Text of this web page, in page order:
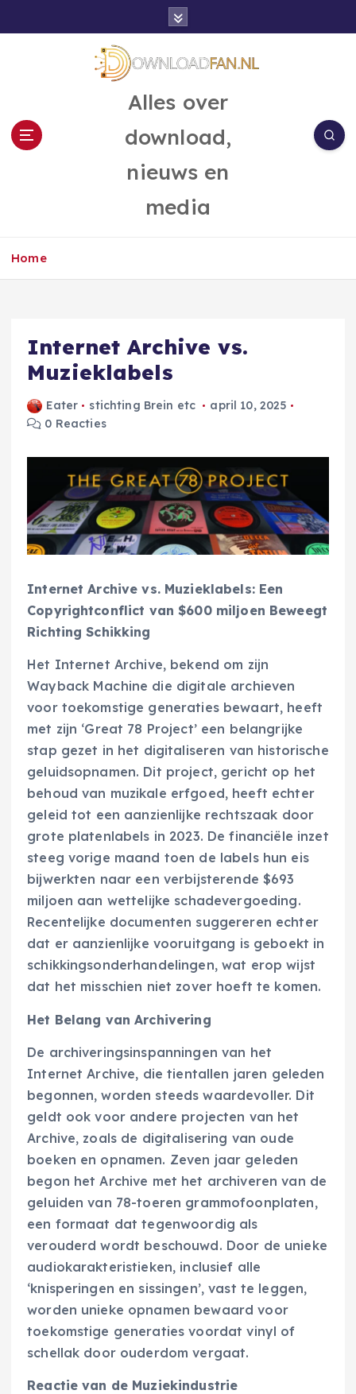
Alles over
download,
nieuws en
media
Home
Internet Archive vs.
Muzieklabels
Eater stichting Brein etc
april 10, 2025
0 Reacties
Internet Archive vs. Muzieklabels: Een
Copyrightconflict van $600 miljoen Beweegt
Richting Schikking
Het Internet Archive, bekend om zijn
Wayback Machine die digitale archieven
voor toekomstige generaties bewaart, heeft
met zijn ‘Great 78 Project’ een belangrijke
stap gezet in het digitaliseren van historische
geluidsopnamen. Dit project, gericht op het
behoud van muzikale erfgoed, heeft echter
geleid tot een aanzienlijke rechtszaak door
grote platenlabels in 2023. De financiële inzet
steeg vorige maand toen de labels hun eis
bijwerkten naar een verbijsterende $693
miljoen aan wettelijke schadevergoeding.
Recentelijke documenten suggereren echter
dat er aanzienlijke vooruitgang is geboekt in
schikkingsonderhandelingen, wat erop wijst
dat het misschien niet zover hoeft te komen.
Het Belang van Archivering
De archiveringsinspanningen van het
Internet Archive, die tientallen jaren geleden
begonnen, worden steeds waardevoller. Dit
geldt ook voor andere projecten van het
Archive, zoals de digitalisering van oude
boeken en opnamen. Zeven jaar geleden
begon het Archive met het archiveren van de
geluiden van 78-toeren grammofoonplaten,
een formaat dat tegenwoordig als
verouderd wordt beschouwd. Door de unieke
audiokarakteristieken, inclusief alle
‘knisperingen en sissingen’, vast te leggen,
worden unieke opnamen bewaard voor
toekomstige generaties voordat vinyl of
schellak door ouderdom vergaat.
Reactie van de Muziekindustrie